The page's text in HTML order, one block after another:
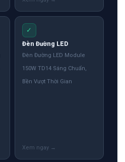
✓
Đèn Đường LED
Đèn Đường LED Module
150W TD14 Sáng Chuẩn,
Bền Vượt Thời Gian